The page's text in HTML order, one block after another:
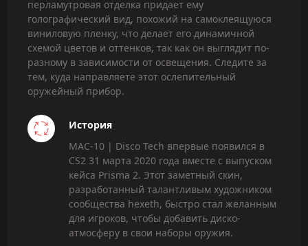
перламутровая отделка придает ему
голографический вид, похожий на самоклеящуюся
виниловую пленку, что делает его динамичной
схемой цветов и оттенков, так как он выглядит по-
разному в зависимости от освещения. Следите за
тем, куда направляете этот ослепительный
оружейный прибор.
История
MAC-10 | Disco Tech впервые появился в
CS2 31 марта 2020 года вместе с выпуском
кейса Prisma 2. Этот заметный скин,
разработанный талантливым художником
сообщества hexeth, быстро стал желанным
для игроков, чтобы добавить диско-
атмосферу в свои наборы оружия.